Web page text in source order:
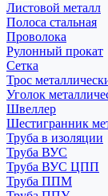
Листовой металл
Полоса стальная
Проволока
Рулонный прокат
Сетка
Трос
Уголок
Швеллер
Шестигранник
Труба в изоляции
Труба ВУС
Труба ВУС ЦПП
Труба ППМ